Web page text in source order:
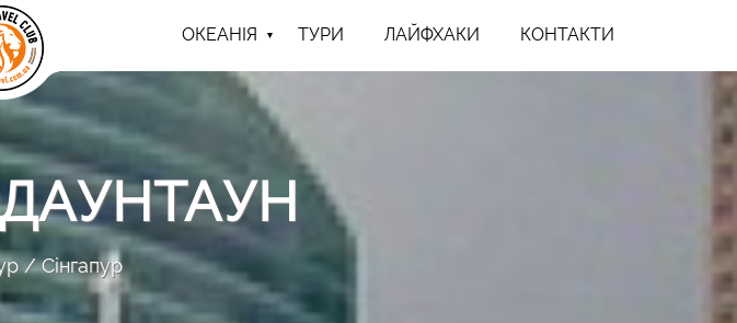
ОКЕАНІЯ ТУРИ ЛАЙФХАКИ КОНТАКТИ
Сінгапур